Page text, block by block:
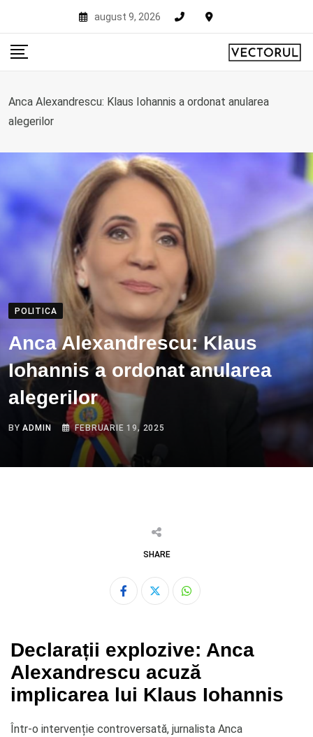
content
august 9, 2026
Anca Alexandrescu: Klaus Iohannis a ordonat anularea
alegerilor
POLITICA
Anca Alexandrescu: Klaus
Iohannis a ordonat anularea
alegerilor
BYADMIN FEBRUARIE 19, 2025
SHARE
Whatsapp
Declarații explozive: Anca
Alexandrescu acuză
implicarea lui Klaus Iohannis
Într-o intervenție controversată, jurnalista Anca